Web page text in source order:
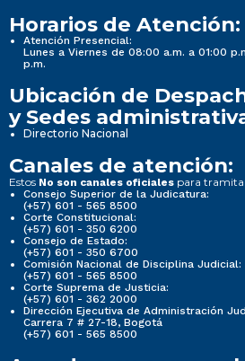
Horarios de Atención:
Atención Presencial:
Lunes a Viernes de 08:00 a.m. a 01:00
p.m.
Ubicación de
y Sedes
Directorio Nacional
Canales de atención:
Estos No son canales oficiales para
Consejo Superior de la Judicatura:
(+57) 601 - 565 8500
Corte Constitucional:
(+57) 601 - 350 6200
Consejo de Estado:
(+57) 601 - 350 6700
Comisión Nacional de Disciplina Judicial:
(+57) 601 - 565 8500
Corte Suprema de Justicia:
(+57) 601 - 362 2000
Dirección Ejecutiva de Administración
Carrera 7 # 27-18, Bogotá
(+57) 601 - 565 8500